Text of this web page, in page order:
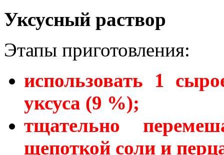
Уксусный раствор
Этапы приготовления:
использовать 1
уксуса (9 %);
тщательно
щепоткой соли и